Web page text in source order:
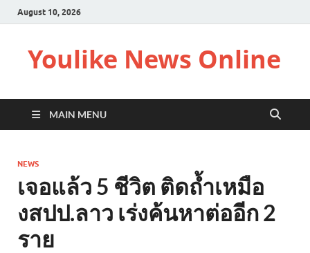
August 10, 2026
Youlike News Online
MAIN MENU
NEWS
เจอแล้ว 5 ชีวิต ติดถ้ำเหมือ
งสปป.ลาว เร่งค้นหาต่ออีก 2
ราย